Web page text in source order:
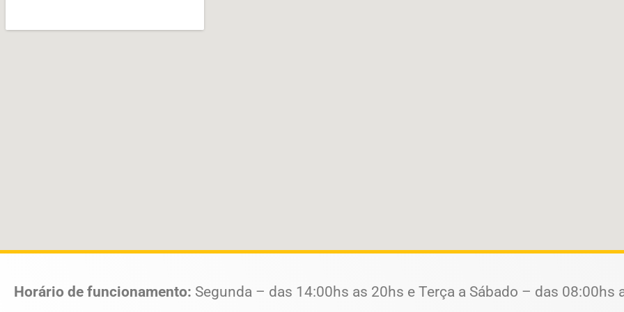
Horário de funcionamento: Segunda – das 14:00hs as 20hs e Terça a Sábado – das 08:00hs